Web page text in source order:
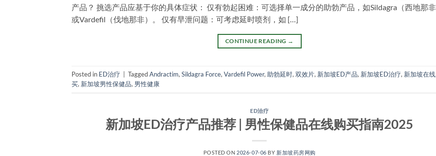
产品？ 挑选产品应基于你的具体症状： 仅有勃起困难：可选择单一成分的助勃产品，如Sildagra（西地那
或Vardefil（伐地那非）。 仅有早泄问题：可考虑延时喷剂，如 […]
CONTINUE READING →
Posted in ED治疗 TaggedAndractim,Sildagra Force,Vardefil Power,助勃延时,双效片, 新加坡ED产品, 新加坡ED治疗, 新加坡在
买, 新加坡男性保健品, 男性健康
ED治疗
新加坡ED治疗产品推荐 | 男性保健品在线购买指南2025
POSTED ON 2026-07-06 BY 新加坡药房网购